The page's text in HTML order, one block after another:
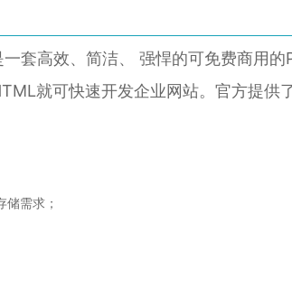
套高效、简洁、 强悍的可免费商用的
就可快速开发企业网站。官方提供
需求；